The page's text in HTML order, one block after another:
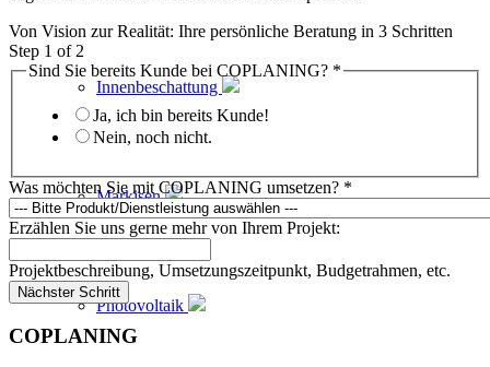
Innenbeschattung
Markisen
Photovoltaik
Von Vision zur Realität: Ihre persönliche Beratung in 3 Schritten
Step 1 of 2
Sind Sie bereits Kunde bei COPLANING? *
Ja, ich bin bereits Kunde!
Nein, noch nicht.
Was möchten Sie mit COPLANING umsetzen? *
Erzählen Sie uns gerne mehr von Ihrem Projekt:
Projektbeschreibung, Umsetzungszeitpunkt, Budgetrahmen, etc.
Nächster Schritt
COPLANING